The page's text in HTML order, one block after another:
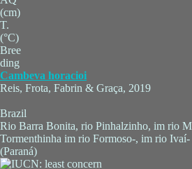
(cm)
T.
(°C)
Bree
ding
Cambeva horacioi
Reis, Frota, Fabrin & Graça, 2019
Brazil
Rio Barra Bonita, rio Pinhalzinho, im rio
Tormenthinha im rio Formoso-, im rio
(Paraná)